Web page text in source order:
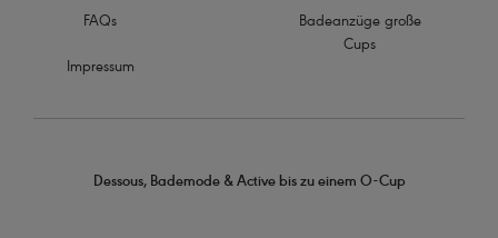
FAQs
Impressum
Badeanzüge große
Cups
Dessous, Bademode & Active bis zu einem O-Cup